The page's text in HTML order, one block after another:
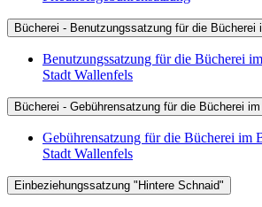
Bücherei - Benutzungssatzung für die Bücherei
Benutzungssatzung für die Bücherei
Stadt Wallenfels
Bücherei - Gebührensatzung für die Bücherei
Gebührensatzung für die Bücherei im
Stadt Wallenfels
Einbeziehungssatzung "Hintere Schnaid"